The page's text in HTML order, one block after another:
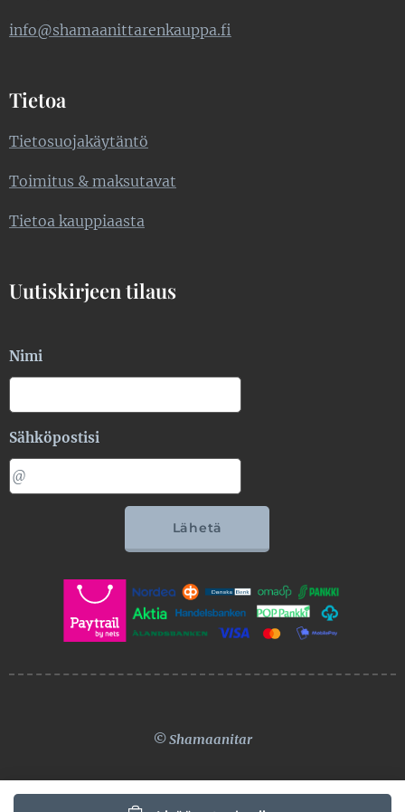
info@shamaanittarenkauppa.fi
Tietoa
Tietosuojakäytäntö
Toimitus & maksutavat
Tietoa kauppiaasta
Uutiskirjeen tilaus
Nimi
Sähköpostisi
Lähetä
© Shamaanitar